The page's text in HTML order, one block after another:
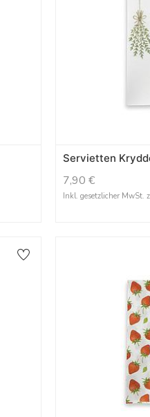
Servietten
7,90 €
Inkl. gesetzlicher MwSt.